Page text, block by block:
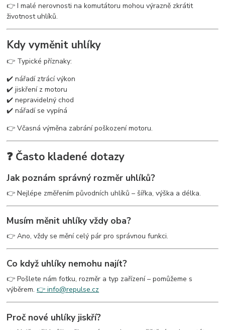
👉 I malé nerovnosti na komutátoru mohou výrazně zkrátit
životnost uhlíků.
Kdy vyměnit uhlíky
👉 Typické příznaky:
✔️ nářadí ztrácí výkon
✔️ jiskření z motoru
✔️ nepravidelný chod
✔️ nářadí se vypíná
👉 Včasná výměna zabrání poškození motoru.
❓ Často kladené dotazy
Jak poznám správný rozměr uhlíků?
👉 Nejlépe změřením původních uhlíků – šířka, výška a délka.
Musím měnit uhlíky vždy oba?
👉 Ano, vždy se mění celý pár pro správnou funkci.
Co když uhlíky nemohu najít?
👉 Pošlete nám fotku, rozměr a typ zařízení – pomůžeme s
výběrem.👉 info@repulse.cz
Proč nové uhlíky jiskří?